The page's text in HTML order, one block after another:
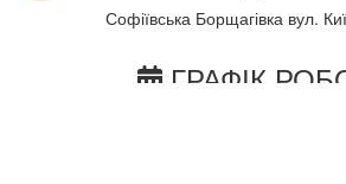
Софіївська Борщагівка вул.
ГРАФІК